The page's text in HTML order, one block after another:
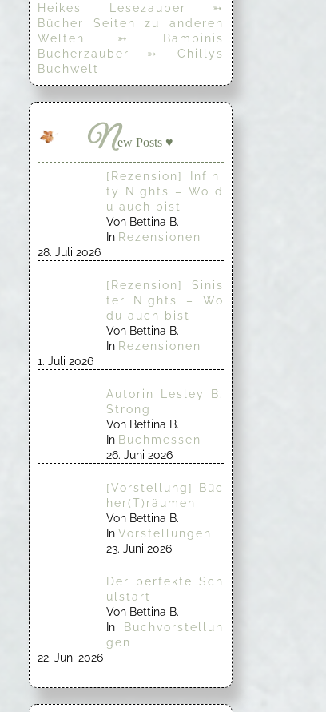
Heikes Lesezauber
➳
Bücher Seiten zu anderen
Welten
➳ Bambinis
Bücherzauber
➳ Chillys
Buchwelt
New Posts ♥
[Rezension] Infini
ty Nights – Wo d
u auch bist
Von Bettina B.
In Rezensionen
28. Juli 2026
[Rezension] Sinis
ter Nights – Wo
du auch bist
Von Bettina B.
In Rezensionen
1. Juli 2026
Autorin Lesley B.
Strong
Von Bettina B.
In Buchmessen
26. Juni 2026
[Vorstellung] Büc
her(T)räumen
Von Bettina B.
In Vorstellungen
23. Juni 2026
Der perfekte Sch
ulstart
Von Bettina B.
In
Buchvorstellun
gen
22. Juni 2026